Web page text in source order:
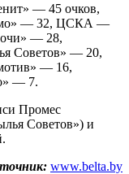
— 45 очков,
— 32, ЦСКА —
— 28,
Советов» — 20,
— 16,
— 7.
Промес
Советов») и
www.belta.by